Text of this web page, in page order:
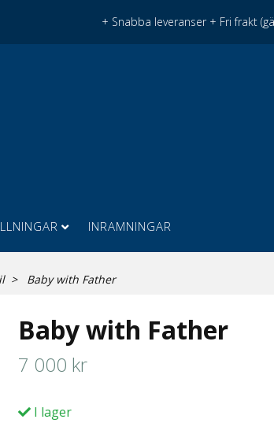
+ Snabba leveranser + Fri frakt
INRAMNINGAR
Baby with Father
Baby with Father
7 000 kr
I lager